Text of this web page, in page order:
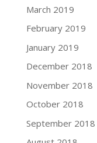
March 2019
February 2019
January 2019
December 2018
November 2018
October 2018
September 2018